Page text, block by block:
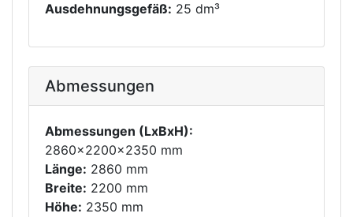
Ausdehnungsgefäß: 25 dm³
Abmessungen
Abmessungen (LxBxH):
2860x2200x2350 mm
Länge: 2860 mm
Breite: 2200 mm
Höhe: 2350 mm